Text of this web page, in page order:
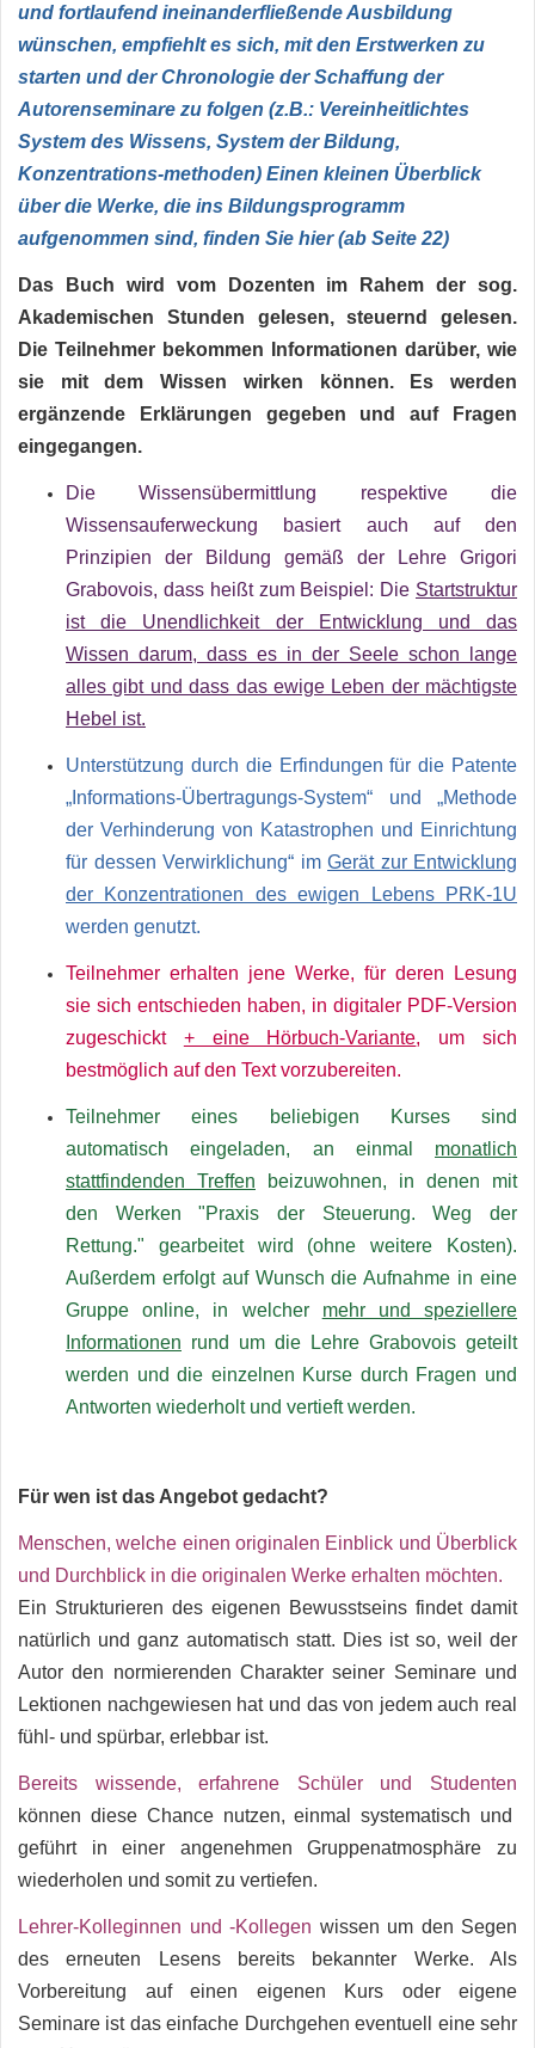
und fortlaufend ineinanderfließende Ausbildung
wünschen, empfiehlt es sich, mit den Erstwerken zu
starten und der Chronologie der Schaffung der
Autorenseminare zu folgen (z.B.: Vereinheitlichtes
System des Wissens, System der Bildung,
Konzentrations-methoden) Einen kleinen Überblick
über die Werke, die ins Bildungsprogramm
aufgenommen sind, finden Sie hier (ab Seite 22)
Das Buch wird vom Dozenten im Rahem der sog.
Akademischen Stunden gelesen, steuernd gelesen.
Die Teilnehmer bekommen Informationen darüber, wie
sie mit dem Wissen wirken können. Es werden
ergänzende Erklärungen gegeben und auf Fragen
eingegangen.
Die Wissensübermittlung respektive die
Wissensauferweckung basiert auch auf den
Prinzipien der Bildung gemäß der Lehre Grigori
Grabovois, dass heißt zum Beispiel: Die Startstruktur
ist die Unendlichkeit der Entwicklung und das
Wissen darum, dass es in der Seele schon lange
alles gibt und dass das ewige Leben der mächtigste
Hebel ist.
Unterstützung durch die Erfindungen für die Patente
„Informations-Übertragungs-System“ und „Methode
der Verhinderung von Katastrophen und Einrichtung
für dessen Verwirklichung“ im Gerät zur Entwicklung
der Konzentrationen des ewigen Lebens PRK-1U
werden genutzt.
Teilnehmer erhalten jene Werke, für deren Lesung
sie sich entschieden haben, in digitaler PDF-Version
zugeschickt + eine Hörbuch-Variante, um sich
bestmöglich auf den Text vorzubereiten.
Teilnehmer eines beliebigen Kurses sind
automatisch eingeladen, an einmal monatlich
stattfindenden Treffen beizuwohnen, in denen mit
den Werken "Praxis der Steuerung. Weg der
Rettung." gearbeitet wird (ohne weitere Kosten).
Außerdem erfolgt auf Wunschdie Aufnahme in eine
Gruppe online, in welcher mehr und speziellere
Informationen rund um die Lehre Grabovois geteilt
werden und die einzelnen Kurse durch Fragen und
Antworten wiederholt und vertieft werden.
Für wen ist das Angebot gedacht?
Menschen, welche einen originalen Einblick und Überblick
und Durchblick in die originalen Werke erhalten möchten.
Ein Strukturieren des eigenen Bewusstseins findet damit
natürlich und ganz automatisch statt. Dies ist so, weil der
Autor den normierenden Charakter seiner Seminare und
Lektionen nachgewiesen hat und das von jedem auch real
fühl- und spürbar, erlebbar ist.
Bereits wissende, erfahrene Schüler und Studenten
können diese Chance nutzen, einmal systematisch und
geführt in einer angenehmen Gruppenatmosphäre zu
wiederholen und somit zu vertiefen.
Lehrer-Kolleginnen und -Kollegen wissen um den Segen
des erneuten Lesens bereits bekannter Werke. Als
Vorbereitung auf einen eigenen Kurs oder eigene
Seminare ist das einfache Durchgehen eventuell eine sehr